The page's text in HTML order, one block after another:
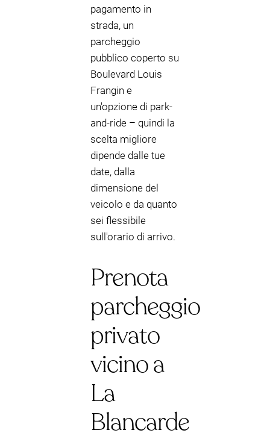
pagamento in
strada, un
parcheggio
pubblico coperto su
Boulevard Louis
Frangin e
un'opzione di park-
and-ride – quindi la
scelta migliore
dipende dalle tue
date, dalla
dimensione del
veicolo e da quanto
sei flessibile
sull'orario di arrivo.
Prenota
parcheggio
privato
vicino a
La
Blancarde